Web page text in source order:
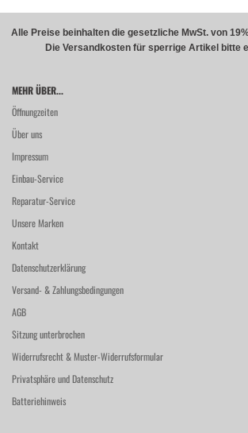
Alle Preise beinhalten die gesetzliche MwSt. von
Die Versandkosten für sperrige Artikel bitte
MEHR ÜBER...
Öffnungzeiten
Über uns
Impressum
Einbau-Service
Reparatur-Service
Unsere Marken
Kontakt
Datenschutzerklärung
Versand- & Zahlungsbedingungen
AGB
Sitzung unterbrochen
Widerrufsrecht & Muster-Widerrufsformular
Privatsphäre und Datenschutz
Batteriehinweis